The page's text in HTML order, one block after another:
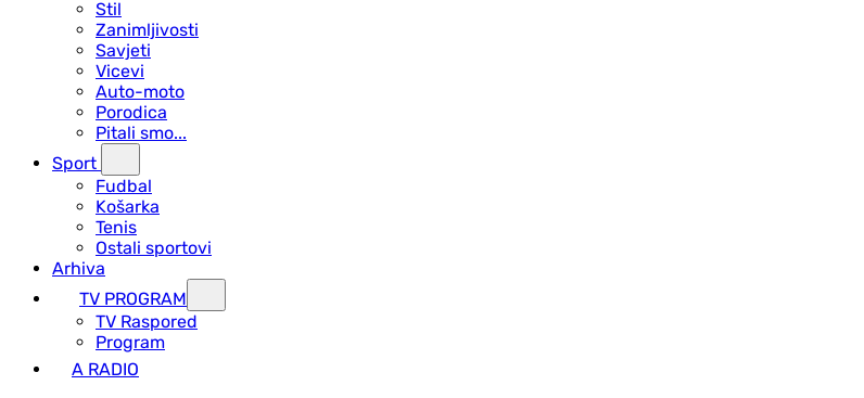
Stil
Zanimljivosti
Savjeti
Vicevi
Auto-moto
Porodica
Pitali smo...
Sport
Fudbal
Košarka
Tenis
Ostali sportovi
Arhiva
TV PROGRAM
ТV Raspored
Program
A RADIO